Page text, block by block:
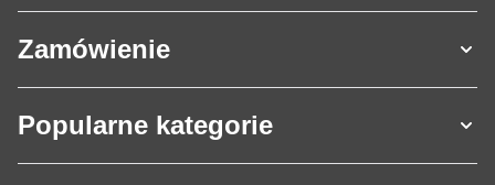
Zamówienie
Popularne kategorie